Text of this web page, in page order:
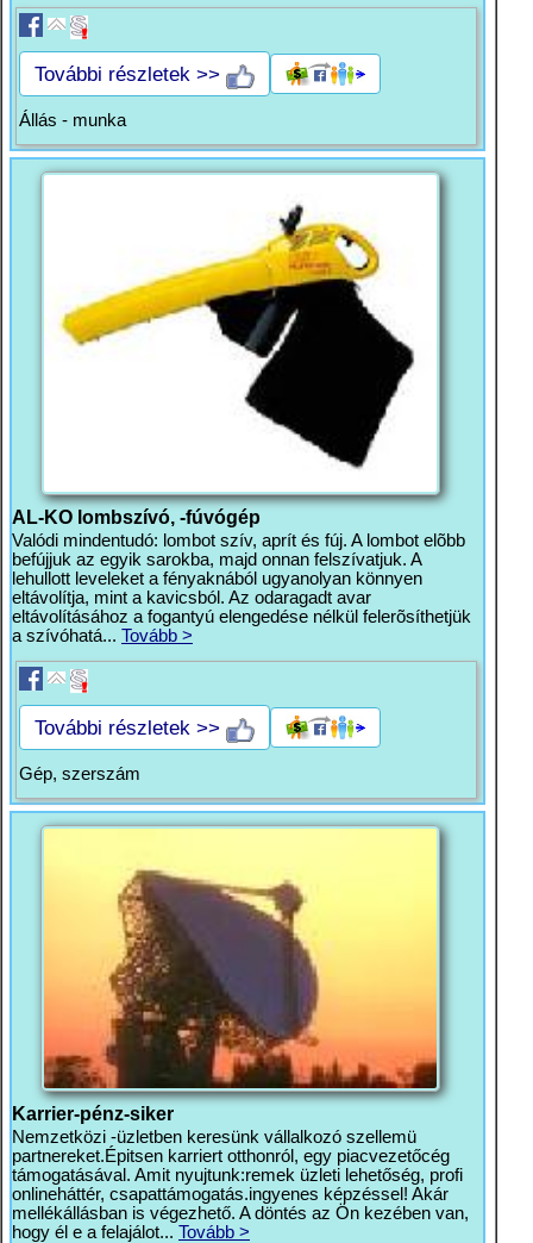
További részletek >>
Állás - munka
AL-KO lombszívó, -fúvógép
Valódi mindentudó: lombot szív, aprít és fúj. A lombot elõbb
befújjuk az egyik sarokba, majd onnan felszívatjuk. A
lehullott leveleket a fényaknából ugyanolyan könnyen
eltávolítja, mint a kavicsból. Az odaragadt avar
eltávolításához a fogantyú elengedése nélkül felerõsíthetjük
a szívóhatá... Tovább >
További részletek >>
Gép, szerszám
Karrier-pénz-siker
Nemzetközi -üzletben keresünk vállalkozó szellemü
partnereket.Épitsen karriert otthonról, egy piacvezetőcég
támogatásával. Amit nyujtunk:remek üzleti lehetőség, profi
onlineháttér, csapattámogatás.ingyenes képzéssel! Akár
mellékállásban is végezhető. A döntés az Ön kezében van,
hogy él e a felajálot... Tovább >